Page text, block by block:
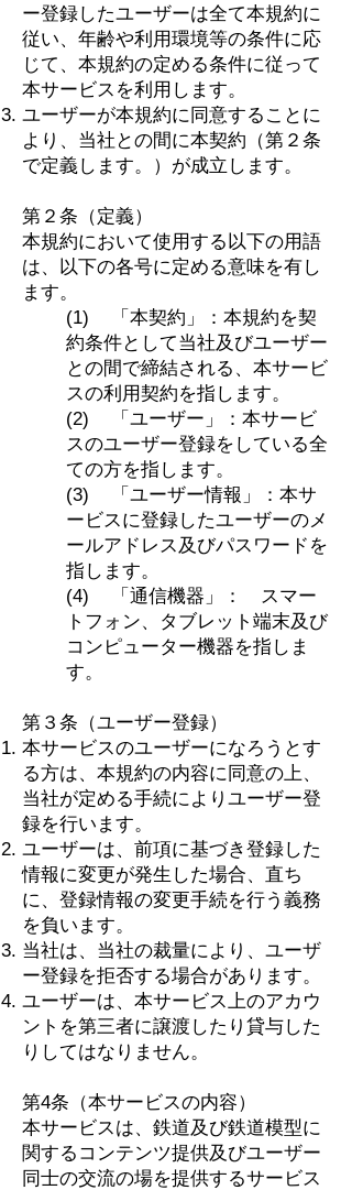
ー登録したユーザーは全て本規約に
従い、年齢や利用環境等の条件に応
じて、本規約の定める条件に従って
本サービスを利用します。
ユーザーが本規約に同意することに
より、当社との間に本契約（第２条
で定義します。）が成立します。
第２条（定義）
本規約において使用する以下の用語
は、以下の各号に定める意味を有し
ます。
(1) 「本契約」：本規約を契
約条件として当社及びユーザー
との間で締結される、本サービ
スの利用契約を指します。
(2) 「ユーザー」：本サービ
スのユーザー登録をしている全
ての方を指します。
(3) 「ユーザー情報」：本サ
ービスに登録したユーザーのメ
ールアドレス及びパスワードを
指します。
(4) 「通信機器」： スマー
トフォン、タブレット端末及び
コンピューター機器を指しま
す。
第３条（ユーザー登録）
本サービスのユーザーになろうとす
る方は、本規約の内容に同意の上、
当社が定める手続によりユーザー登
録を行います。
ユーザーは、前項に基づき登録した
情報に変更が発生した場合、直ち
に、登録情報の変更手続を行う義務
を負います。
当社は、当社の裁量により、ユーザ
ー登録を拒否する場合があります。
ユーザーは、本サービス上のアカウ
ントを第三者に譲渡したり貸与した
りしてはなりません。
第4条（本サービスの内容）
本サービスは、鉄道及び鉄道模型に
関するコンテンツ提供及びユーザー
同士の交流の場を提供するサービス